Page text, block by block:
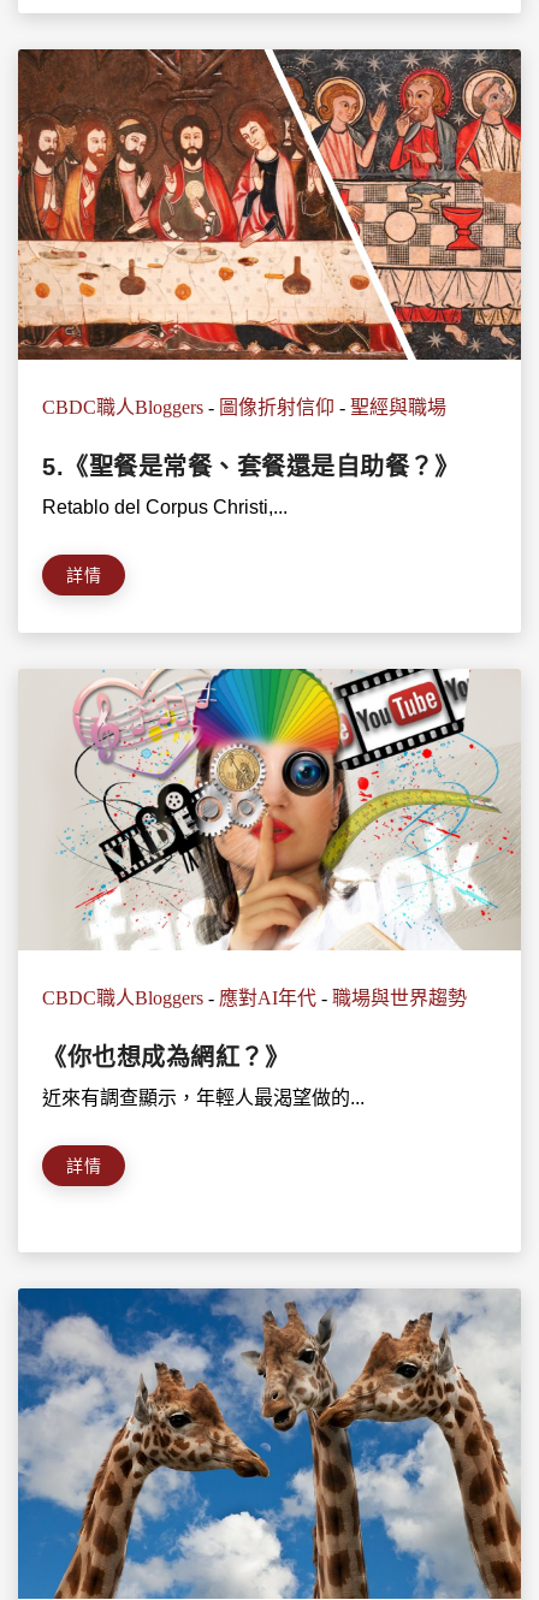
CBDC職人Bloggers - 圖像折射信仰 - 聖經與職場
5.《聖餐是常餐、套餐還是自助餐？》
Retablo del Corpus Christi,...
詳情
CBDC職人Bloggers - 應對AI年代 - 職場與世界趨勢
《你也想成為網紅？》
近來有調查顯示，年輕人最渴望做的...
詳情